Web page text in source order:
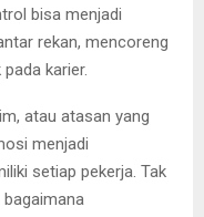
bisa menjadi
rekan, mencoreng
karier.
atau atasan yang
menjadi
setiap pekerja. Tak